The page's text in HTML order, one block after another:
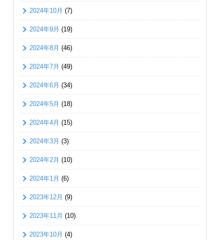
2024年10月 (7)
2024年9月 (19)
2024年8月 (46)
2024年7月 (49)
2024年6月 (34)
2024年5月 (18)
2024年4月 (15)
2024年3月 (3)
2024年2月 (10)
2024年1月 (6)
2023年12月 (9)
2023年11月 (10)
2023年10月 (4)